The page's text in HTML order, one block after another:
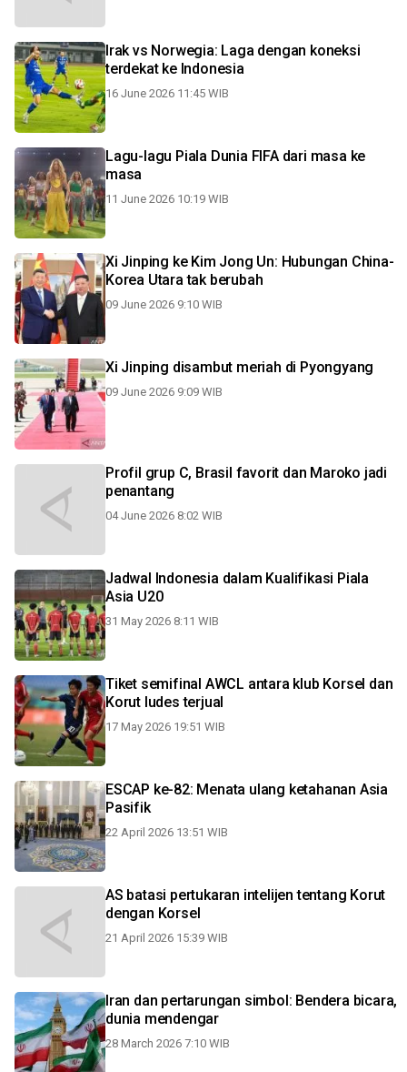
Irak vs Norwegia: Laga dengan koneksi
terdekat ke Indonesia
16 June 2026 11:45 WIB
Lagu-lagu Piala Dunia FIFA dari masa ke
masa
11 June 2026 10:19 WIB
Xi Jinping ke Kim Jong Un: Hubungan China-
Korea Utara tak berubah
09 June 2026 9:10 WIB
Xi Jinping disambut meriah di Pyongyang
09 June 2026 9:09 WIB
Profil grup C, Brasil favorit dan Maroko jadi
penantang
04 June 2026 8:02 WIB
Jadwal Indonesia dalam Kualifikasi Piala
Asia U20
31 May 2026 8:11 WIB
Tiket semifinal AWCL antara klub Korsel dan
Korut ludes terjual
17 May 2026 19:51 WIB
ESCAP ke-82: Menata ulang ketahanan Asia
Pasifik
22 April 2026 13:51 WIB
AS batasi pertukaran intelijen tentang Korut
dengan Korsel
21 April 2026 15:39 WIB
Iran dan pertarungan simbol: Bendera bicara,
dunia mendengar
28 March 2026 7:10 WIB